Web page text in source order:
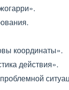
координаты».
действия».